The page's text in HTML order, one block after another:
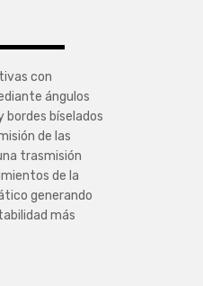
con
ángulos
bordes bíselados
de las
trasmisión
de la
generando
más